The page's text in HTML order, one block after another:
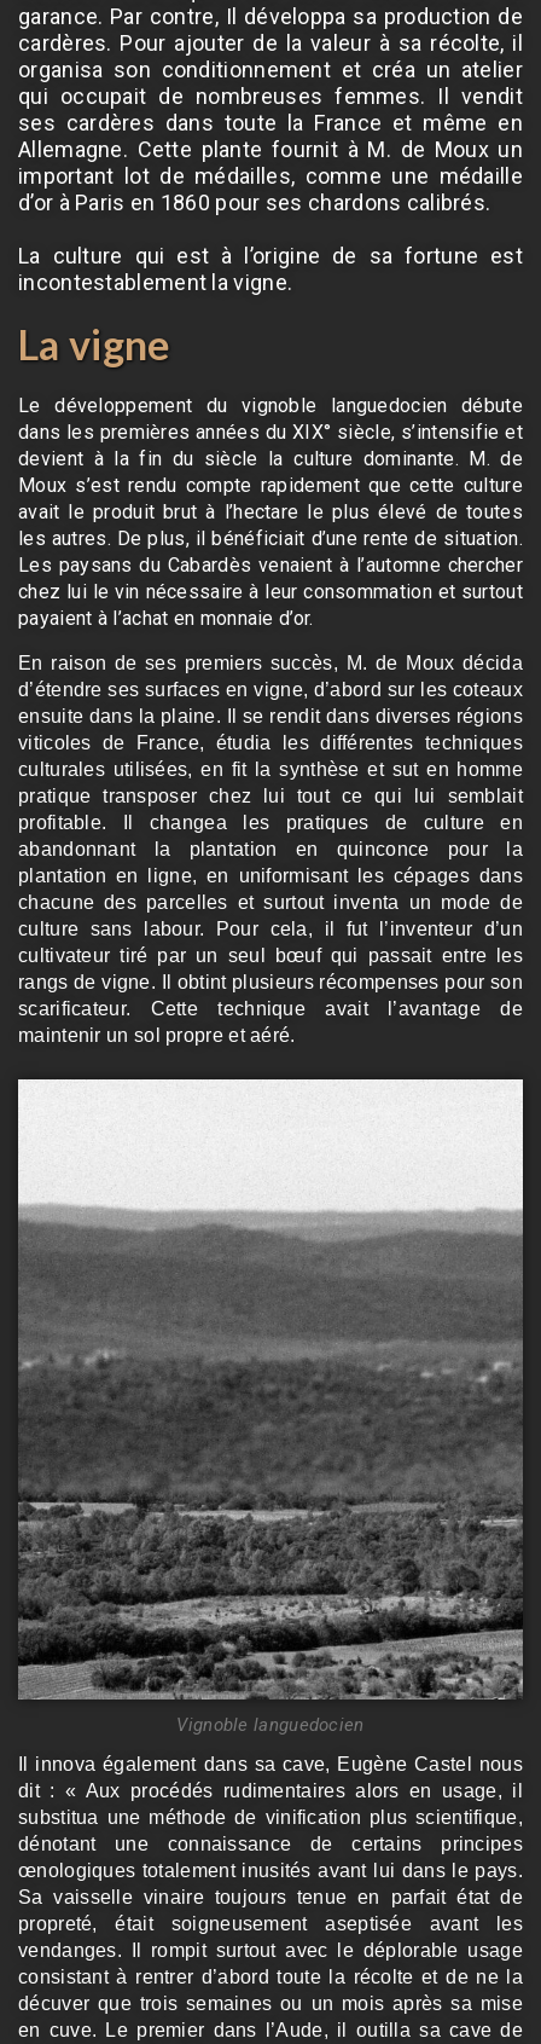
garance. Par contre, Il développa sa production de
cardères. Pour ajouter de la valeur à sa récolte, il
organisa son conditionnement et créa un atelier
qui occupait de nombreuses femmes. Il vendit
ses cardères dans toute la France et même en
Allemagne. Cette plante fournit à M. de Moux un
important lot de médailles, comme une médaille
d’or à Paris en 1860 pour ses chardons calibrés.
La culture qui est à l’origine de sa fortune est
incontestablement la vigne.
La vigne
Le développement du vignoble languedocien débute
dans les premières années du XIX° siècle, s’intensifie et
devient à la fin du siècle la culture dominante. M. de
Moux s’est rendu compte rapidement que cette culture
avait le produit brut à l’hectare le plus élevé de toutes
les autres. De plus, il bénéficiait d’une rente de situation.
Les paysans du Cabardès venaient à l’automne chercher
chez lui le vin nécessaire à leur consommation et surtout
payaient à l’achat en monnaie d’or.
En raison de ses premiers succès, M. de Moux décida
d’étendre ses surfaces en vigne, d’abord sur les coteaux
ensuite dans la plaine. Il se rendit dans diverses régions
viticoles de France, étudia les différentes techniques
culturales utilisées, en fit la synthèse et sut en homme
pratique transposer chez lui tout ce qui lui semblait
profitable. Il changea les pratiques de culture en
abandonnant la plantation en quinconce pour la
plantation en ligne, en uniformisant les cépages dans
chacune des parcelles et surtout inventa un mode de
culture sans labour. Pour cela, il fut l’inventeur d’un
cultivateur tiré par un seul bœuf qui passait entre les
rangs de vigne. Il obtint plusieurs récompenses pour son
scarificateur. Cette technique avait l’avantage de
maintenir un sol propre et aéré.
Vignoble languedocien
Il innova également dans sa cave, Eugène Castel nous
dit : « Aux procédés rudimentaires alors en usage, il
substitua une méthode de vinification plus scientifique,
dénotant une connaissance de certains principes
œnologiques totalement inusités avant lui dans le pays.
Sa vaisselle vinaire toujours tenue en parfait état de
propreté, était soigneusement aseptisée avant les
vendanges. Il rompit surtout avec le déplorable usage
consistant à rentrer d’abord toute la récolte et de ne la
décuver que trois semaines ou un mois après sa mise
en cuve. Le premier dans l’Aude, il outilla sa cave de